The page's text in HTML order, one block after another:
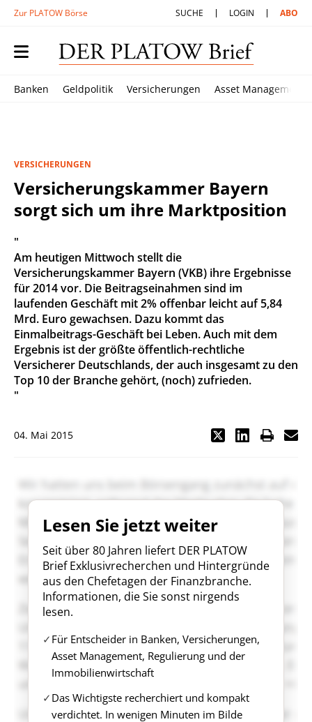
Zur PLATOW Börse SUCHE LOGIN ABO
Banken Geldpolitik Versicherungen Asset Management
VERSICHERUNGEN
Versicherungskammer Bayern
sorgt sich um ihre Marktposition
"
Am heutigen Mittwoch stellt die
Versicherungskammer Bayern (VKB) ihre Ergebnisse
für 2014 vor. Die Beitragseinahmen sind im
laufenden Geschäft mit 2% offenbar leicht auf 5,84
Mrd. Euro gewachsen. Dazu kommt das
Einmalbeitrags-Geschäft bei Leben. Auch mit dem
Ergebnis ist der größte öffentlich-rechtliche
Versicherer Deutschlands, der auch insgesamt zu den
Top 10 der Branche gehört, (noch) zufrieden.
"
04. Mai 2015
Lesen Sie jetzt weiter
Seit über 80 Jahren liefert DER PLATOW
Brief Exklusivrecherchen und Hintergründe
aus den Chefetagen der Finanzbranche.
Informationen, die Sie sonst nirgends
lesen.
Für Entscheider in Banken, Versicherungen,
Asset Management, Regulierung und der
Immobilienwirtschaft
Das Wichtigste recherchiert und kompakt
verdichtet. In wenigen Minuten im Bilde